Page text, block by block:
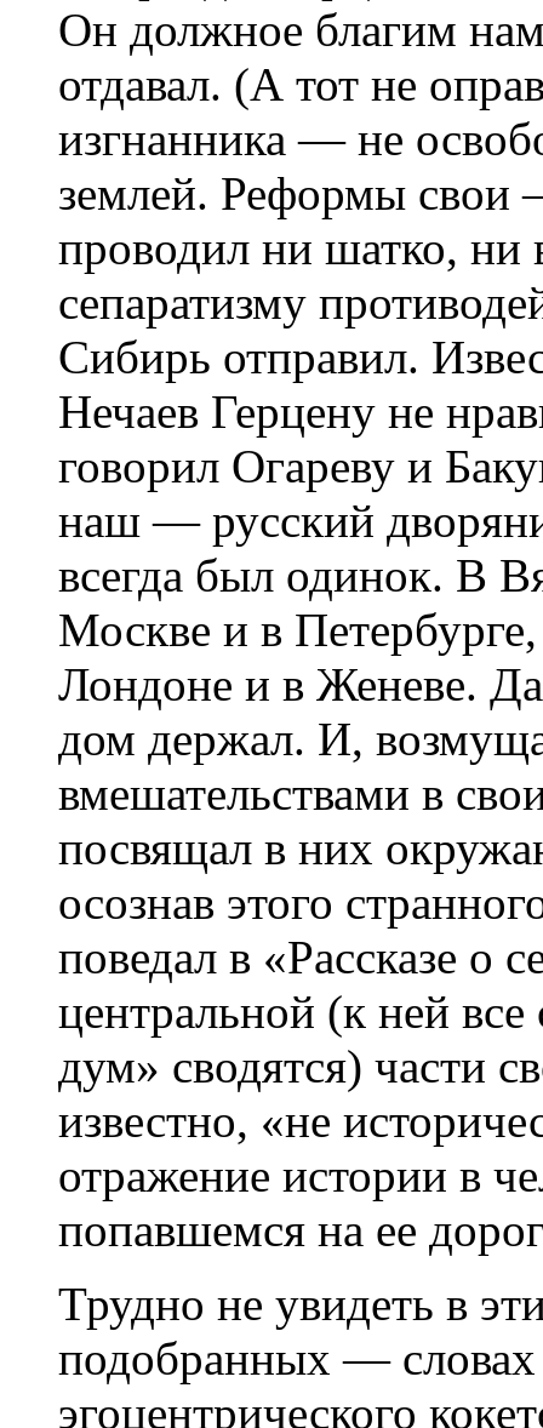
Он должное благим
отдавал. (А тот не
изгнанника — не
землей. Реформы
проводил ни шатко, ни
сепаратизму
Сибирь отправил.
Нечаев Герцену не
говорил Огареву и
наш — русский
всегда был одинок. В
Москве и в
Лондоне и в Женеве.
дом держал. И,
вмешательствами в
посвящал в них
осознав этого
поведал в «Рассказе о
центральной (к ней
дум» сводятся) части
известно, «не
отражение истории в
попавшемся на ее
Трудно не увидеть в
подобранных — словах
эгоцентрического